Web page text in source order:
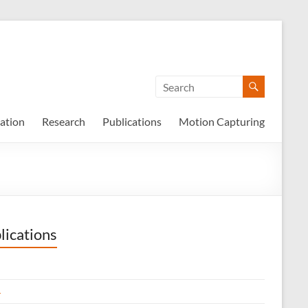
Research Publications Motion Capturing